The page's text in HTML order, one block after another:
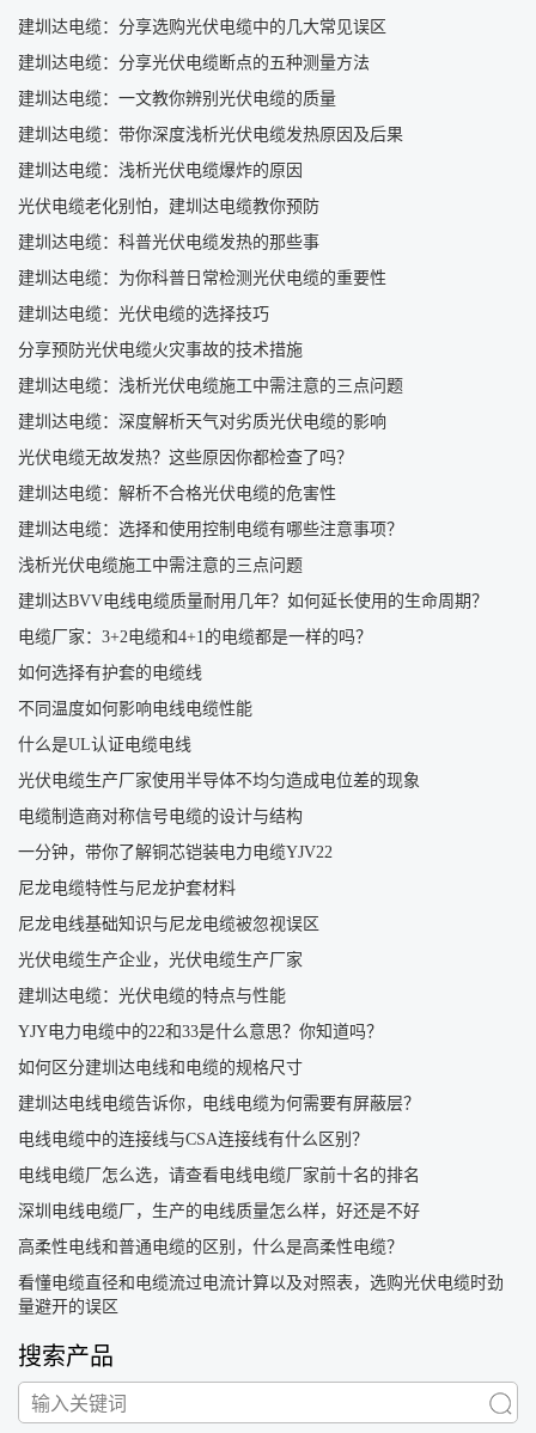
建圳达电缆：分享选购光伏电缆中的几大常见误区
建圳达电缆：分享光伏电缆断点的五种测量方法
建圳达电缆：一文教你辨别光伏电缆的质量
建圳达电缆：带你深度浅析光伏电缆发热原因及后果
建圳达电缆：浅析光伏电缆爆炸的原因
光伏电缆老化别怕，建圳达电缆教你预防
建圳达电缆：科普光伏电缆发热的那些事
建圳达电缆：为你科普日常检测光伏电缆的重要性
建圳达电缆：光伏电缆的选择技巧
分享预防光伏电缆火灾事故的技术措施
建圳达电缆：浅析光伏电缆施工中需注意的三点问题
建圳达电缆：深度解析天气对劣质光伏电缆的影响
光伏电缆无故发热？这些原因你都检查了吗？
建圳达电缆：解析不合格光伏电缆的危害性
建圳达电缆：选择和使用控制电缆有哪些注意事项？
浅析光伏电缆施工中需注意的三点问题
建圳达BVV电线电缆质量耐用几年？如何延长使用的生命周期？
电缆厂家：3+2电缆和4+1的电缆都是一样的吗？
如何选择有护套的电缆线
不同温度如何影响电线电缆性能
什么是UL认证电缆电线
光伏电缆生产厂家使用半导体不均匀造成电位差的现象
电缆制造商对称信号电缆的设计与结构
一分钟，带你了解铜芯铠装电力电缆YJV22
尼龙电缆特性与尼龙护套材料
尼龙电线基础知识与尼龙电缆被忽视误区
光伏电缆生产企业，光伏电缆生产厂家
建圳达电缆：光伏电缆的特点与性能
YJY电力电缆中的22和33是什么意思？你知道吗？
如何区分建圳达电线和电缆的规格尺寸
建圳达电线电缆告诉你，电线电缆为何需要有屏蔽层？
电线电缆中的连接线与CSA连接线有什么区别？
电线电缆厂怎么选，请查看电线电缆厂家前十名的排名
深圳电线电缆厂，生产的电线质量怎么样，好还是不好
高柔性电线和普通电缆的区别，什么是高柔性电缆？
看懂电缆直径和电缆流过电流计算以及对照表，选购光伏电缆时劲
量避开的误区
搜索产品